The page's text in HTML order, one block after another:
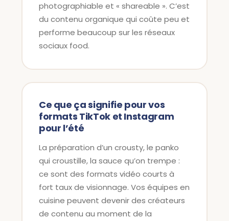
photographiable et « shareable ». C’est
du contenu organique qui coûte peu et
performe beaucoup sur les réseaux
sociaux food.
Ce que ça signifie pour vos
formats TikTok et Instagram
pour l’été
La préparation d’un crousty, le panko
qui croustille, la sauce qu’on trempe :
ce sont des formats vidéo courts à
fort taux de visionnage. Vos équipes en
cuisine peuvent devenir des créateurs
de contenu au moment de la